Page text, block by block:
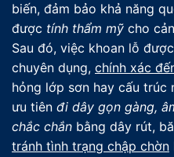
biến, đảm bảo khả năng
được tính thẩm mỹ cho
Sau đó, việc khoan lỗ
chuyên dụng, chính xác
hỏng lớp sơn hay cấu trúc
ưu tiên đi dây gọn gàng,
chắc chắn bằng dây rút,
tránh tình trạng chập chờn